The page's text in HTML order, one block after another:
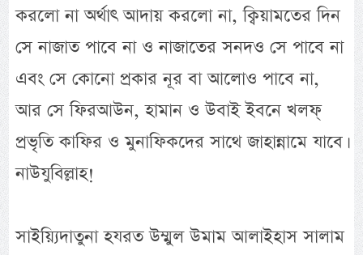
করলো না অর্থাৎ আদায় করলো না, ক্বিয়ামতের দিন
সে নাজাত পাবে না ও নাজাতের সনদও সে পাবে না
এবং সে কোনো প্রকার নূর বা আলোও পাবে না,
আর সে ফিরআউন, হামান ও উবাই ইবনে খলফ্
প্রভৃতি কাফির ও মুনাফিকদের সাথে জাহান্নামে যাবে।
নাউযুবিল্লাহ!
সাইয়্যিদাতুনা হযরত উম্মুল উমাম আলাইহাস সালাম